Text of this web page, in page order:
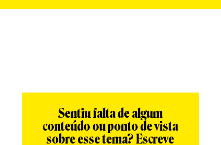
Sentiu falta de algum
conteúdo ou ponto de vista
sobre esse tema? Escreve